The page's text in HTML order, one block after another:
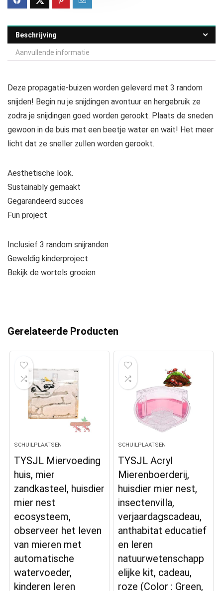
Beschrijving
Aanvullende informatie
Deze propagatie-buizen worden geleverd met 3 random
snijden! Begin nu je snijdingen avontuur en hergebruik ze
zodra je snijdingen goed worden gerookt. Plaats de sneden
gewoon in de buis met een beetje water en wait! Het meer
licht dat ze sneller zullen worden gerookt.
Aesthetische look.
Sustainably gemaakt
Gegarandeerd succes
Fun project
Inclusief 3 random snijranden
Geweldig kinderproject
Bekijk de wortels groeien
Gerelateerde Producten
SCHUILPLAATSEN
TYSJL Miervoeding
huis, mier
zandkasteel, huisdier
mier nest
ecosysteem,
observeer het leven
van mieren met
automatische
watervoeder,
kinderen leren
SCHUILPLAATSEN
TYSJL Acryl
Mierenboerderij,
huisdier mier nest,
insectenvilla,
verjaardagscadeau,
anthabitat educatief
en leren
natuurwetenschapp
elijke kit, cadeau,
roze (Color : Green,